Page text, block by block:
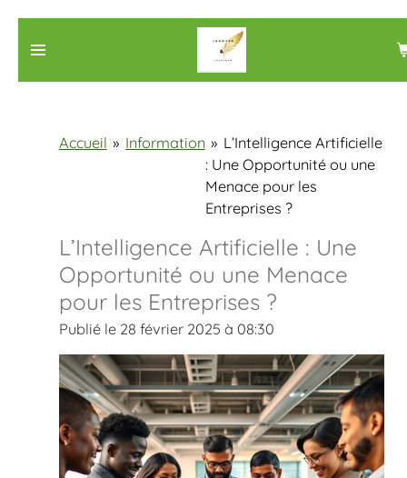
Passer
principal
Accueil » Information » L’Intelligence Artificielle
: Une Opportunité ou une
Menace pour les
Entreprises ?
L’Intelligence Artificielle : Une
Opportunité ou une Menace
pour les Entreprises ?
Publié le 28 février 2025 à 08:30